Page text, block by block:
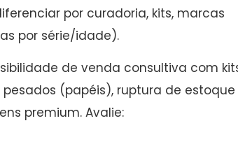
por curadoria, kits, marcas
por série/idade).
de venda consultiva com
(papéis), ruptura de estoque
premium. Avalie: